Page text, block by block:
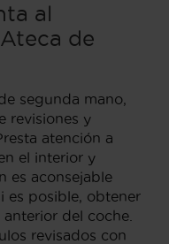
al
de
segunda mano,
revisiones y
atención a
el interior y
es aconsejable
es posible, obtener
del coche.
revisados con